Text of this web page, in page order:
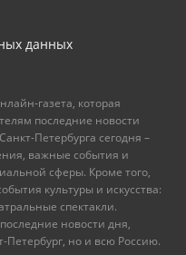
данных
газета, которая
последние новости
Петербурга сегодня –
важные события и
сферы. Кроме того,
культуры и искусства:
спектакли.
новости дня,
Петербург, но и всю Россию.